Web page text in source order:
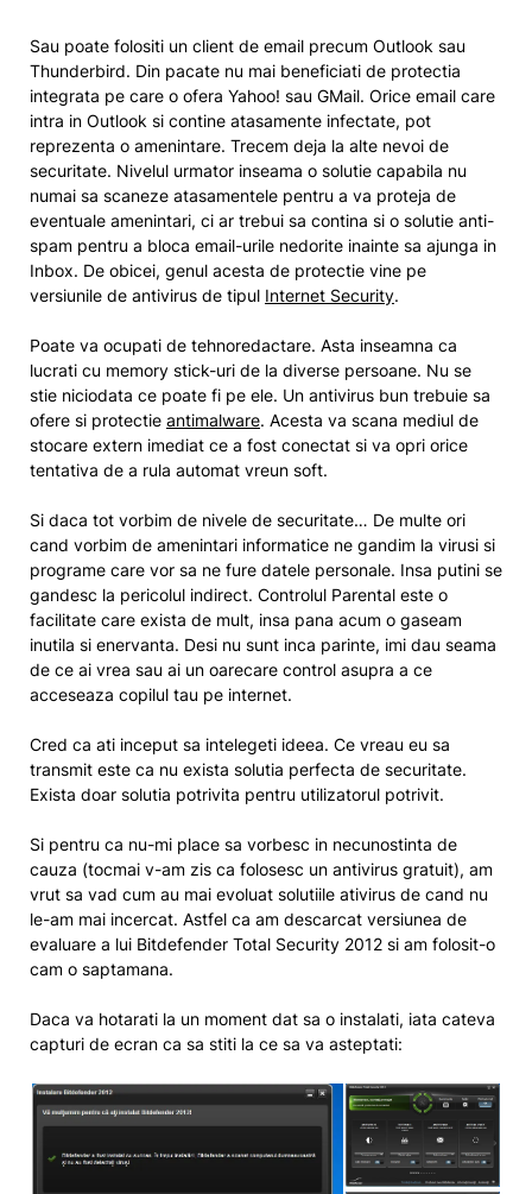
Sau poate folositi un client de email precum Outlook sau
Thunderbird. Din pacate nu mai beneficiati de protectia
integrata pe care o ofera Yahoo! sau GMail. Orice email care
intra in Outlook si contine atasamente infectate, pot
reprezenta o amenintare. Trecem deja la alte nevoi de
securitate. Nivelul urmator inseama o solutie capabila nu
numai sa scaneze atasamentele pentru a va proteja de
eventuale amenintari, ci ar trebui sa contina si o solutie anti-
spam pentru a bloca email-urile nedorite inainte sa ajunga in
Inbox. De obicei, genul acesta de protectie vine pe
versiunile de antivirus de tipul Internet Security.
Poate va ocupati de tehnoredactare. Asta inseamna ca
lucrati cu memory stick-uri de la diverse persoane. Nu se
stie niciodata ce poate fi pe ele. Un antivirus bun trebuie sa
ofere si protectie antimalware. Acesta va scana mediul de
stocare extern imediat ce a fost conectat si va opri orice
tentativa de a rula automat vreun soft.
Si daca tot vorbim de nivele de securitate… De multe ori
cand vorbim de amenintari informatice ne gandim la virusi si
programe care vor sa ne fure datele personale. Insa putini se
gandesc la pericolul indirect. Controlul Parental este o
facilitate care exista de mult, insa pana acum o gaseam
inutila si enervanta. Desi nu sunt inca parinte, imi dau seama
de ce ai vrea sau ai un oarecare control asupra a ce
acceseaza copilul tau pe internet.
Cred ca ati inceput sa intelegeti ideea. Ce vreau eu sa
transmit este ca nu exista solutia perfecta de securitate.
Exista doar solutia potrivita pentru utilizatorul potrivit.
Si pentru ca nu-mi place sa vorbesc in necunostinta de
cauza (tocmai v-am zis ca folosesc un antivirus gratuit), am
vrut sa vad cum au mai evoluat solutiile ativirus de cand nu
le-am mai incercat. Astfel ca am descarcat versiunea de
evaluare a lui Bitdefender Total Security 2012 si am folosit-o
cam o saptamana.
Daca va hotarati la un moment dat sa o instalati, iata cateva
capturi de ecran ca sa stiti la ce sa va asteptati: